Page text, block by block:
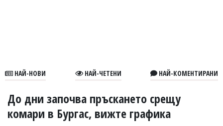
УКРАЙНА
НАЙ-НОВИ НАЙ-ЧЕТЕНИ НАЙ-КОМЕНТИРАНИ
До дни започва пръскането срещу
комари в Бургас, вижте графика